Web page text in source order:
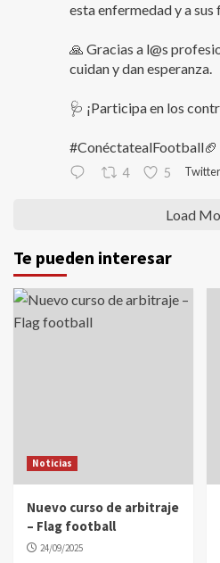
esta enfermedad y a sus
🙏 Gracias a l@s
cuidan y dan esperanza.
🩺 ¡Participa en los
#ConéctatealFootball🏈
4 5 Twitter
Load
Te pueden interesar
Noticias
Nuevo curso de arbitraje
– Flag football
24/09/2025